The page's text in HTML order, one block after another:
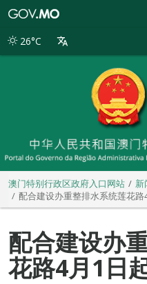
别
26°C
澳门特别行政区政府入口网站
新
配合建设办重整排水系统莲花
配合建设办
花路4月1日